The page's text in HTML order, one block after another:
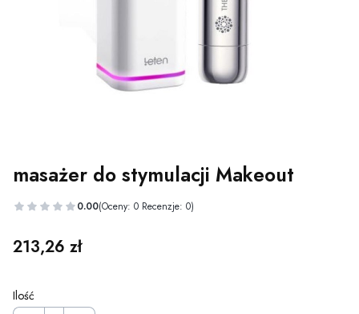
masażer do stymulacji Makeout
0.00(Oceny: 0 Recenzje: 0)
Cena
213,26 zł
Ilość